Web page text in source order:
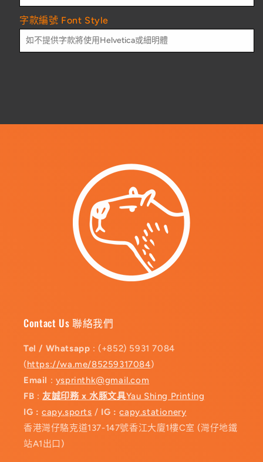
字款編號 Font Style
Contact Us 聯絡我們
Tel / Whatsapp : (+852) 5931 7084
(https://wa.me/85259317084)
Email : ysprinthk@gmail.com
FB : 友誠印務 x 水豚文具Yau Shing Printing
IG : capy.sports / IG :capy.stationery
香港灣仔駱克道137-147號香江大廈1樓C室 (灣仔地鐵
站A1出口)